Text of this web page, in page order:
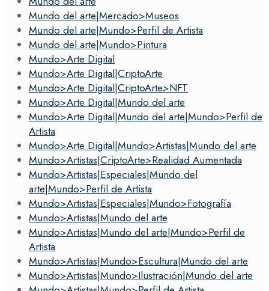
Mundo del arte|Mercado>Museos
Mundo del arte|Mundo>Perfil de Artista
Mundo del arte|Mundo>Pintura
Mundo>Arte Digital
Mundo>Arte Digital|CriptoArte
Mundo>Arte Digital|CriptoArte>NFT
Mundo>Arte Digital|Mundo del arte
Mundo>Arte Digital|Mundo del arte|Mundo>Perfil de
Artista
Mundo>Arte Digital|Mundo>Artistas|Mundo del arte
Mundo>Artistas|CriptoArte>Realidad Aumentada
Mundo>Artistas|Especiales|Mundo del
arte|Mundo>Perfil de Artista
Mundo>Artistas|Especiales|Mundo>Fotografía
Mundo>Artistas|Mundo del arte
Mundo>Artistas|Mundo del arte|Mundo>Perfil de
Artista
Mundo>Artistas|Mundo>Escultura|Mundo del arte
Mundo>Artistas|Mundo>Ilustración|Mundo del arte